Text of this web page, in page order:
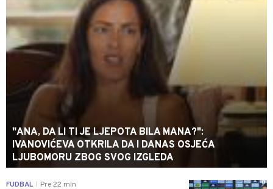
"ANA, DA LI TI JE LJEPOTA BILA MANA?":
IVANOVIĆEVA OTKRILA DA I DANAS OSJEĆA
LJUBOMORU ZBOG SVOG IZGLEDA
0
FUDBAL Pre 22 min